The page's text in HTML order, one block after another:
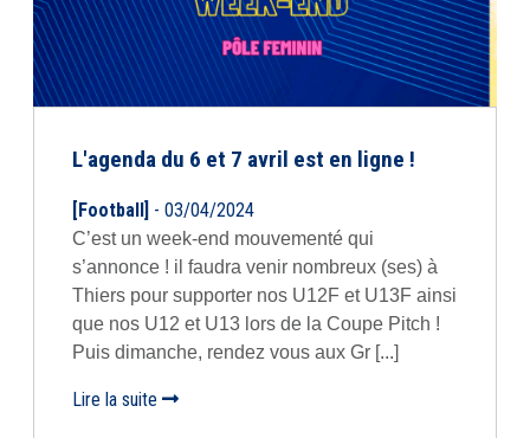
L'agenda du 6 et 7 avril est en ligne !
[Football] - 03/04/2024
C’est un week-end mouvementé qui
s’annonce ! il faudra venir nombreux (ses) à
Thiers pour supporter nos U12F et U13F ainsi
que nos U12 et U13 lors de la Coupe Pitch !
Puis dimanche, rendez vous aux Gr [...]
Lire la suite